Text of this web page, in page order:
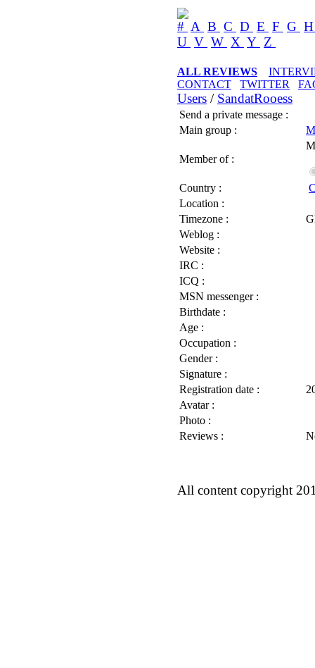
# A B C D E F G
U V W X Y Z
ALL REVIEWS
CONTACT
TWITTER
Users / SandatRooess
Send a private message :
Main group :
Member of :
Country :
Location :
Timezone :
Weblog :
Website :
IRC :
ICQ :
MSN messenger :
Birthdate :
Age :
Occupation :
Gender :
Signature :
Registration date :
Avatar :
Photo :
Reviews :
All content copyright